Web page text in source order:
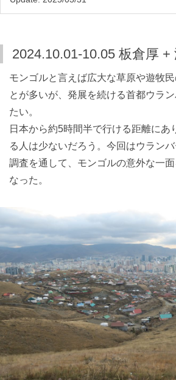
2024.10.01-10.05 板倉厚 +
モンゴルと言えば広大な草原や遊牧
とが多いが、発展を続ける首都ウラ
たい。
日本から約5時間半で行ける距離にあ
る人は少ないだろう。今回はウラン
調査を通して、モンゴルの意外な一
なった。